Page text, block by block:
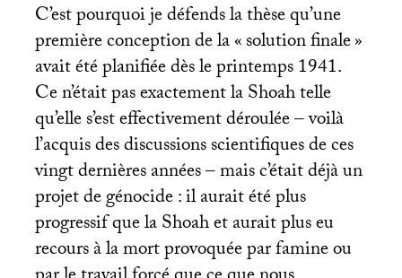
C’est pourquoi je défends la thèse qu’une
première conception de la «solution finale»
avait été planifiée dès le printemps 1941.
Ce n’était pas exactement la Shoah telle
qu’elle s’est effectivement déroulée – voilà
l’acquis des discussions scientifiques de ces
vingt dernières années – mais c’était déjà un
projet de génocide : il aurait été plus
progressif que la Shoah et aurait plus eu
recours à la mort provoquée par famine ou